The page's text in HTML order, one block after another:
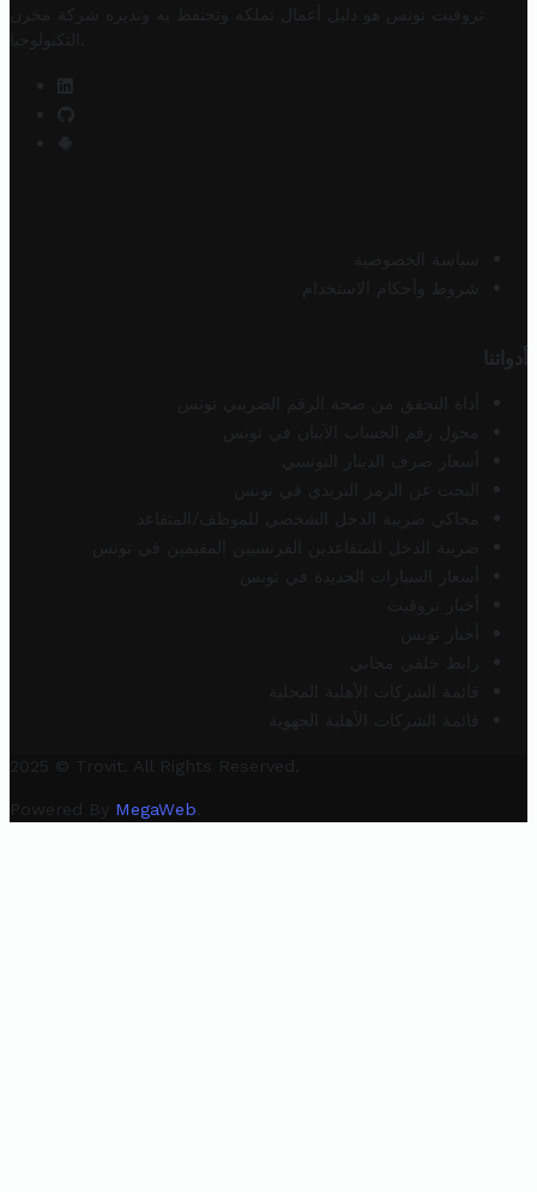
تروفيت تونس هو دليل أعمال تملكه وتحتفظ به وتديره
شركة مخزن
التكنولوجيا
سياسة الخصوصية
شروط وأحكام الاستخدام
أدواتنا
أداة التحقق من صحة الرقم الضريبي تونس
محول رقم الحساب الآيبان في تونس
أسعار صرف الدينار التونسي
البحث عن الرمز البريدي في تونس
محاكي ضريبة الدخل الشخصي للموظف/المتقاعد
ضريبة الدخل للمتقاعدين الفرنسيين المقيمين في تونس
أسعار السيارات الجديدة في تونس
أخبار تروفيت
أخبار تونس
رابط خلفي مجاني
قائمة الشركات الأهلية المحلية
قائمة الشركات الأهلية الجهوية
2025 © Trovit. All Rights Reserved.
Powered By MegaWeb